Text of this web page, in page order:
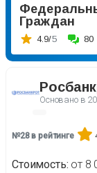
Граждан
4.9/5 80
Основано в
№28 в рейтинге
Стоимость от 8